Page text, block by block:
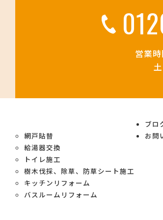
営業
網戸貼替
給湯器交換
トイレ施工
樹木伐採、除草、防草シート施工
キッチンリフォーム
バスルームリフォーム
ブロ
お問